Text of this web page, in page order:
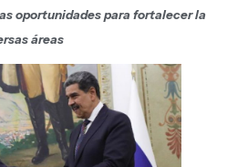
oportunidades para fortalecer la
áreas